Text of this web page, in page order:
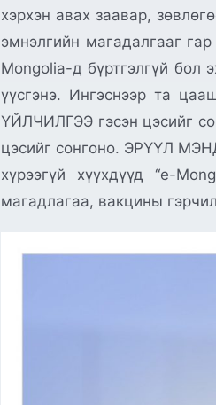
хэрхэн авах заавар,
эмнэлгийн магадалгааг
Mongolia-д бүртгэлгүй бол
үүсгэнэ. Ингэснээр та
ҮЙЛЧИЛГЭЭ гэсэн цэсийг
цэсийг сонгоно. ЭРҮҮЛ
хүрээгүй хүүхдүүд “e-
магадлагаа, вакцины